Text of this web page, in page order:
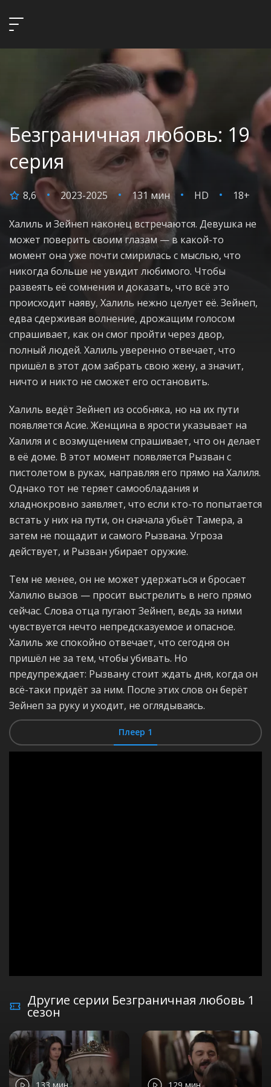
Безграничная любовь: 19
серия
8,6 2023-2025 131 мин HD 18+
Халиль и Зейнеп наконец встречаются. Девушка не
может поверить своим глазам — в какой-то
момент она уже почти смирилась с мыслью, что
никогда больше не увидит любимого. Чтобы
развеять её сомнения и доказать, что всё это
происходит наяву, Халиль нежно целует её. Зейнеп,
едва сдерживая волнение, дрожащим голосом
спрашивает, как он смог пройти через двор,
полный людей. Халиль уверенно отвечает, что
пришёл в этот дом забрать свою жену, а значит,
ничто и никто не сможет его остановить.
Халиль ведёт Зейнеп из особняка, но на их пути
появляется Асие. Женщина в ярости указывает на
Халиля и с возмущением спрашивает, что он делает
в её доме. В этот момент появляется Рызван с
пистолетом в руках, направляя его прямо на Халиля.
Однако тот не теряет самообладания и
хладнокровно заявляет, что если кто-то попытается
встать у них на пути, он сначала убьёт Тамера, а
затем не пощадит и самого Рызвана. Угроза
действует, и Рызван убирает оружие.
Тем не менее, он не может удержаться и бросает
Халилю вызов — просит выстрелить в него прямо
сейчас. Слова отца пугают Зейнеп, ведь за ними
чувствуется нечто непредсказуемое и опасное.
Халиль же спокойно отвечает, что сегодня он
пришёл не за тем, чтобы убивать. Но
предупреждает: Рызвану стоит ждать дня, когда он
всё-таки придёт за ним. После этих слов он берёт
Зейнеп за руку и уходит, не оглядываясь.
Плеер 1
Другие серии Безграничная любовь 1
сезон